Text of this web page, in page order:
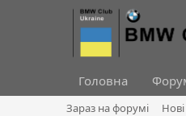
Головна
Зараз на форумі